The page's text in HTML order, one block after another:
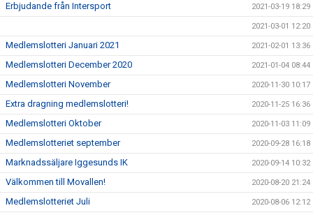
Erbjudande från Intersport 2021-03-19 18:29
2021-03-01 12:20
Medlemslotteri Januari 2021 2021-02-01 13:36
Medlemslotteri December 2020 2021-01-04 08:44
Medlemslotteri November 2020-11-30 10:17
Extra dragning medlemslotteri! 2020-11-25 16:36
Medlemslotteri Oktober 2020-11-03 11:09
Medlemslotteriet september 2020-09-28 16:18
Marknadssäljare Iggesunds IK 2020-09-14 10:32
Välkommen till Movallen! 2020-08-20 21:24
Medlemslotteriet Juli 2020-08-06 12:12